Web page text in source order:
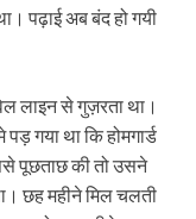
पढ़ाई अब बंद हो गयी
लाइन से गुज़रता था।
गया था कि होमगार्ड
पूछताछ की तो उसने
छह महीने मिल चलती